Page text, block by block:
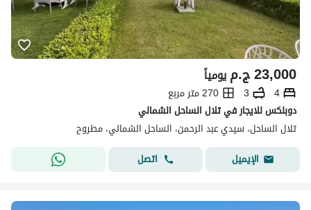
ج.م23,000 يومياً
4
3
270 متر مربع
دوبلكس للايجار في تلال الساحل الشمالي
تلال الساحل، سيدي عبد الرحمن، الساحل الشمالي، مطروح
الإيميل
اتصل